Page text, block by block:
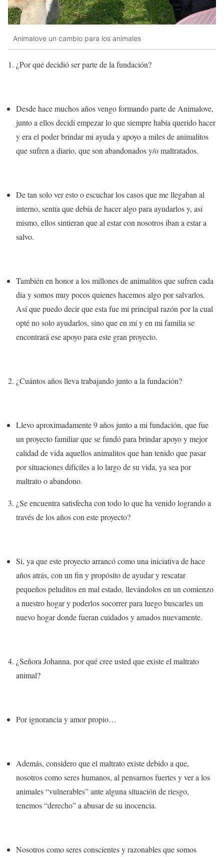
Animalove un cambio para los animales
¿Por qué decidió ser parte de la fundación?
Desde hace muchos añosvengo formando parte de Animalove,
junto a ellos decidí empezar lo que siempre había querido hacer
y era el poderbrindar mi ayuda y apoyo a miles de animalitos
que sufren a diario, que son abandonados y/o maltratados.
De tan solo ver esto o escuchar los casos que me llegaban al
interno, sentía que debía de hacer algo para ayudarlos y, así
mismo, ellos sintieran que al estar con nosotros iban a estar a
salvo.
También en honor a los millones de animalitos que sufren cada
día y somos muy pocos quienes hacemos algo por salvarlos.
Así que puedo decir que esta fue mi principal razón por la cual
opté no solo ayudarlos, sino que en mí y en mi familia se
encontrará ese apoyo para este gran proyecto.
¿Cuántos años lleva trabajando junto a la fundación?
Llevo aproximadamente 9 años junto a mi fundación, que fue
un proyecto familiar que se fundó para brindar apoyo y mejor
calidad de vida aquellos animalitos que han tenido que pasar
por situaciones difíciles a lo largo de su vida, ya sea por
maltrato o abandono.
¿Se encuentra satisfecha con todo lo que ha venido logrando a
través de los años con este proyecto?
Sí, ya que este proyecto arrancó como una iniciativa de hace
años atrás, con un fin y propósito deayudar y rescatar
pequeños peluditos en mal estado, llevándolos en un comienzo
a nuestro hogar y poderlos socorrer para luego buscarles un
nuevo hogar donde fueran cuidados y amados nuevamente.
¿Señora Johanna, por qué cree usted que existe el maltrato
animal?
Por ignorancia y amor propio…
Además, considero que el maltrato existe debido a que,
nosotros como seres humanos, al pensarnos fuertes y ver a los
animales “vulnerables”ante alguna situación de riesgo,
tenemos “derecho” a abusar de su inocencia.
Nosotros como seres conscientes y razonables que somos